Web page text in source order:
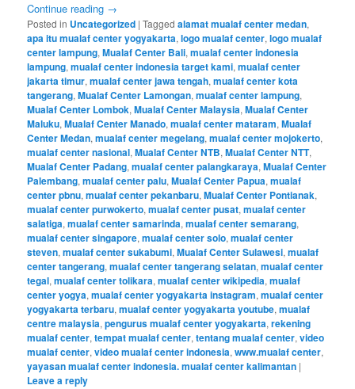
Continue reading →
Posted in Uncategorized |Tagged alamat mualaf center medan,
apa itu mualaf center yogyakarta,logo mualaf center,logo mualaf
center lampung,Mualaf Center Bali,mualaf center indonesia
lampung,mualaf center indonesia target kami,mualaf center
jakarta timur,mualaf center jawa tengah,mualaf center kota
tangerang,Mualaf Center Lamongan,mualaf center lampung,
Mualaf Center Lombok,Mualaf Center Malaysia,Mualaf Center
Maluku,Mualaf Center Manado,mualaf center mataram,Mualaf
Center Medan,mualaf center megelang,mualaf center mojokerto,
mualaf center nasional,Mualaf Center NTB,Mualaf Center NTT,
Mualaf Center Padang,mualaf center palangkaraya,Mualaf Center
Palembang,mualaf center palu,Mualaf Center Papua,mualaf
center pbnu,mualaf center pekanbaru,Mualaf Center Pontianak,
mualaf center purwokerto,mualaf center pusat,mualaf center
salatiga,mualaf center samarinda,mualaf center semarang,
mualaf center singapore,mualaf center solo,mualaf center
steven,mualaf center sukabumi,Mualaf Center Sulawesi,mualaf
center tangerang,mualaf center tangerang selatan,mualaf center
tegal,mualaf center tolikara,mualaf center wikipedia,mualaf
center yogya,mualaf center yogyakarta instagram,mualaf center
yogyakarta terbaru,mualaf center yogyakarta youtube,mualaf
centre malaysia,pengurus mualaf center yogyakarta,rekening
mualaf center,tempat mualaf center,tentang mualaf center,video
mualaf center,video mualaf center indonesia,www.mualaf center,
yayasan mualaf center indonesia. mualaf center kalimantan |
Leave a reply